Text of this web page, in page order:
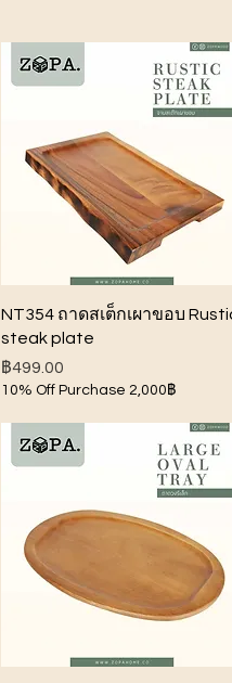
ดูข้อมูลด่วน
NT354 ถาดสเต็กเผาขอบ
steak plate
ราคา
฿499.00
10% Off Purchase 2,000฿